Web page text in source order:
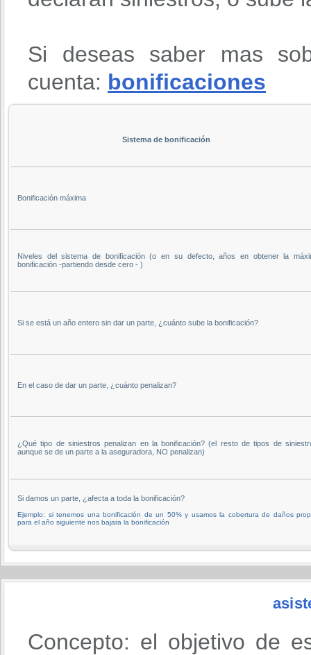
Si deseas saber mas
cuenta: bonificaciones
Sistema de bonificación
Bonificación máxima
Niveles del sistema de bonificación (o en su defecto, años en obtener la
bonificación -partiendo desde cero - )
Si se está un año entero sin dar un parte, ¿cuánto sube la bonificación?
En el caso de dar un parte, ¿cuánto penalizan?
¿Qué tipo de siniestros penalizan en la bonificación? (el resto de tipos de
aunque se de un parte a la aseguradora, NO penalizan)
Si damos un parte, ¿afecta a toda la bonificación?
Ejemplo: si tenemos una bonificación de un 50% y usamos la cobertura de daños
para el año siguiente nos bajara la bonificación
Concepto: el objetivo de